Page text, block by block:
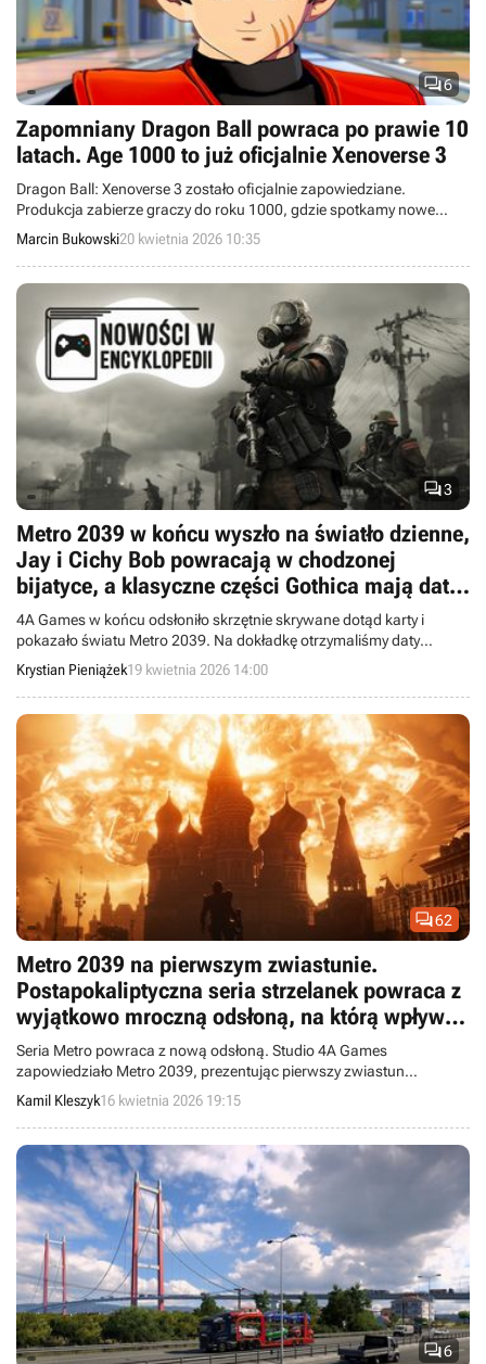
6
Zapomniany Dragon Ball powraca po prawie 10
latach. Age 1000 to już oficjalnie Xenoverse 3
Dragon Ball: Xenoverse 3 zostało oficjalnie zapowiedziane.
Produkcja zabierze graczy do roku 1000, gdzie spotkamy nowe
postacie stworzone przez śp. Akirę Toriyamę.
Marcin Bukowski20 kwietnia 2026 10:35
3
Metro 2039 w końcu wyszło na światło dzienne,
Jay i Cichy Bob powracają w chodzonej
bijatyce, a klasyczne części Gothica mają daty
premier na konsolach
4A Games w końcu odsłoniło skrzętnie skrywane dotąd karty i
pokazało światu Metro 2039. Na dokładkę otrzymaliśmy daty
premier konsolowych wersji klasycznych Gothiców.
Krystian Pieniążek19 kwietnia 2026 14:00
62
Metro 2039 na pierwszym zwiastunie.
Postapokaliptyczna seria strzelanek powraca z
wyjątkowo mroczną odsłoną, na którą wpływ
miały brutalne doświadczenia twórców
Seria Metro powraca z nową odsłoną. Studio 4A Games
zapowiedziało Metro 2039, prezentując pierwszy zwiastun
nadchodzącej produkcji.
Kamil Kleszyk16 kwietnia 2026 19:15
6